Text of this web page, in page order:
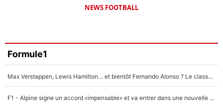
NEWS FOOTBALL
Formule1
Max Verstappen, Lewis Hamilton… et bientôt Fernando Alonso ? Le classement des pilotes les mieux payés en Formule 1 risque de changer !
F1 - Alpine signe un accord «impensable» et va entrer dans une nouvelle dimension : Grande nouvelle pour Pierre Gasly !